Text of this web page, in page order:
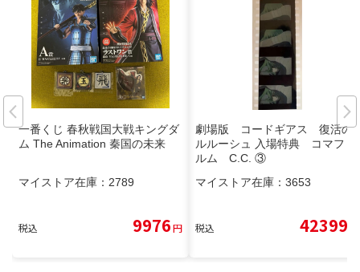
一番くじ 春秋戦国大戦キングダ
ム The Animation 秦国の未来
マイストア在庫： 2789
税込 9976円
劇場版 コードギアス 復活の
ルルーシュ 入場特典 コマフィ
ルム C.C. ③
マイストア在庫： 3653
税込 42399